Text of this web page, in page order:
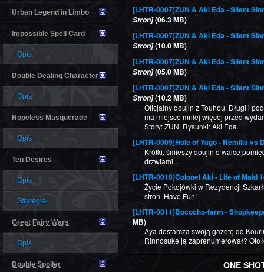
Urban Legend in Limbo
Impossible Spell Card
Opis
Double Dealing Character
Opis
Hopeless Masquerade
Opis
Ten Desires
Opis
Strategia
Great Fairy Wars
Opis
Double Spoiler
[LHTR-0007]ZUN & Aki Eda - Silent
Stron](06.3 MB)
[LHTR-0007]ZUN & Aki Eda - Silent
Stron](10.0 MB)
[LHTR-0007]ZUN & Aki Eda - Silent
Stron](05.0 MB)
[LHTR-0007]ZUN & Aki Eda - Silent
Stron](10.2 MB)
Oficjalny doujin z Touhou. Długi i
ma miejsce mniej więcej przed
Story: ZUN, Rysunki: Aki Eda.
[LHTR-0009]Hole of Yago - Remilia vs
Krótki, śmieszy doujin o walce
drzwiami...
[LHTR-0010]Colonel Aki - Life of Maid
Życie Pokojówki w Rezydencji
stron. Have Fun!
[LHTR-0011]Bococho-farm -
MB)
Aya dostarcza swoją gazetę do
Rinnosuke ją zaprenumerował? Oto
ONE